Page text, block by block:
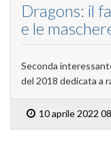
Dragons: il
e le
Seconda
del 2018 dedicata a
10 aprile 2022